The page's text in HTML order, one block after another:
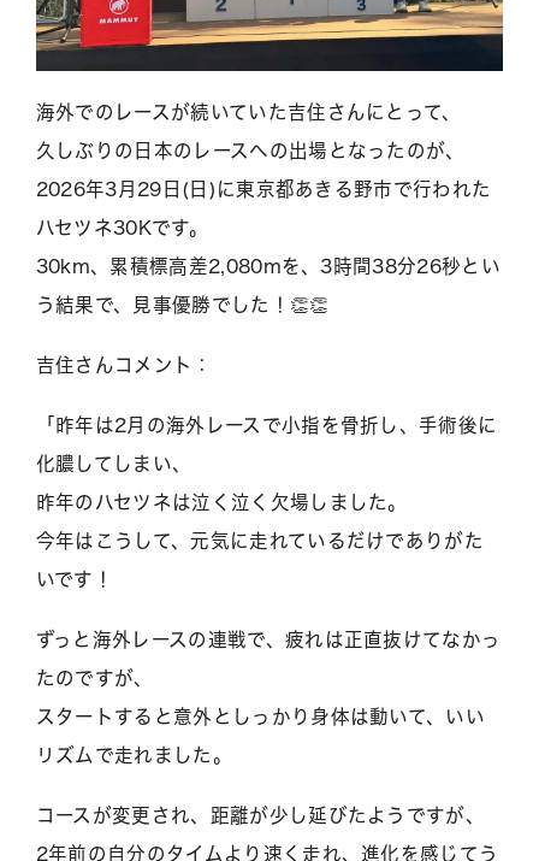
海外でのレースが続いていた吉住さんにとって、
久しぶりの日本のレースへの出場となったのが、
2026年3月29日(日)に東京都あきる野市で行われた
ハセツネ30Kです。
30km、累積標高差2,080mを、3時間38分26秒とい
う結果で、見事優勝でした！👏👏
吉住さんコメント：
「昨年は2月の海外レースで小指を骨折し、手術後に
化膿してしまい、
昨年のハセツネは泣く泣く欠場しました。
今年はこうして、元気に走れているだけでありがた
いです！
ずっと海外レースの連戦で、疲れは正直抜けてなかっ
たのですが、
スタートすると意外としっかり身体は動いて、いい
リズムで走れました。
コースが変更され、距離が少し延びたようですが、
2年前の自分のタイムより速く走れ、進化を感じてう